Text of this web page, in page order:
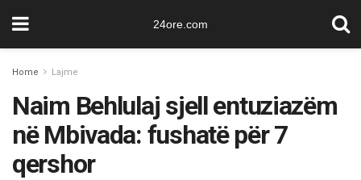
24ore.com
Home Lajme
Naim Behlulaj sjell entuziazëm
në Mbivada: fushatë për 7
qershor